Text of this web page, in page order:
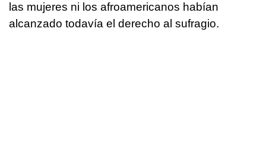
las mujeres ni los afroamericanos habían
alcanzado todavía el derecho al sufragio.